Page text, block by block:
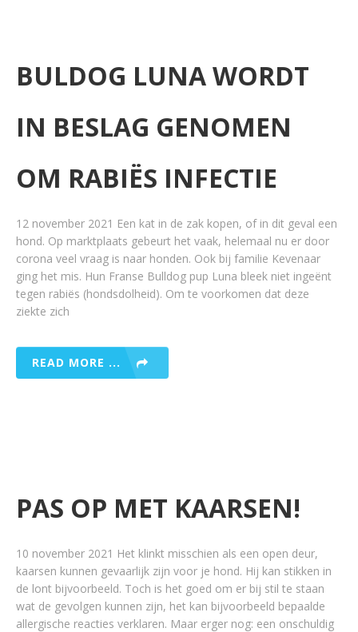
BULDOG LUNA WORDT
IN BESLAG GENOMEN
OM RABIËS INFECTIE
12 november 2021 Een kat in de zak kopen, of in dit geval een
hond. Op marktplaats gebeurt het vaak, helemaal nu er door
corona veel vraag is naar honden. Ook bij familie Kevenaar
ging het mis. Hun Franse Bulldog pup Luna bleek niet ingeënt
tegen rabiës (hondsdolheid). Om te voorkomen dat deze
ziekte zich
READ MORE ...
PAS OP MET KAARSEN!
10 november 2021 Het klinkt misschien als een open deur,
kaarsen kunnen gevaarlijk zijn voor je hond. Hij kan stikken in
de lont bijvoorbeeld. Toch is het goed om er bij stil te staan
wat de gevolgen kunnen zijn, het kan bijvoorbeeld bepaalde
allergische reacties verklaren. Maar erger nog: een onschuldig